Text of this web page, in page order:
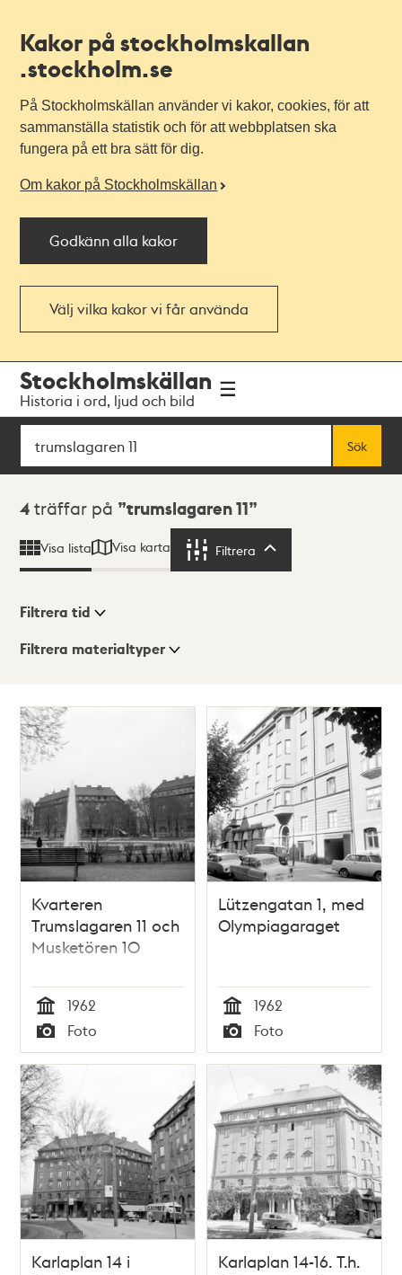
Kakor på stockholmskallan
.stockholm.se
På Stockholmskällan använder vi kakor, cookies, för att
sammanställa statistik och för att webbplatsen ska
fungera på ett bra sätt för dig.
Om kakor på Stockholmskällan
Godkänn alla kakor
Välj vilka kakor vi får använda
navigationen
huvudinnehållet
Stockholmskällan
Historia i ord, ljud och bild
Sök
Sök
Sökresultat
4 träffar på trumslagaren 11
Visa lista Visa karta Filtrera
Visningsläge
Lista
Karta
Filtrera tid
Filtrera materialtyper
träffar
Kvarteren
Trumslagaren 11 och
Musketören 10
Tid
1962
Typ
Foto
Lützengatan 1, med
Olympiagaraget
Tid
1962
Typ
Foto
Karlaplan 14 i
Karlaplan 14-16. T.h.